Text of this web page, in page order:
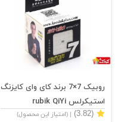
روبیک 7×7 برند کای وای کایزنگ
استیکرلس rubik QiYi
QiZheng 7×7 stickerless
(3.82) | (امتیاز این محصول)